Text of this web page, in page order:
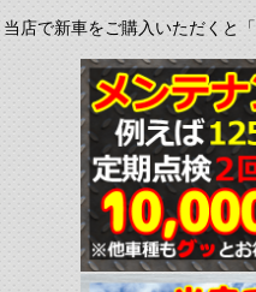
当店で新車をご購入いただくと「